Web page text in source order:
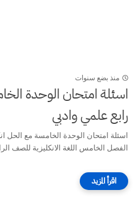
منذ بضع سنوات
اسئلة امتحان الوحدة
رابع علمي وادبي
اسئلة امتحان الوحدة الخامسة مع الحل
الفصل الخامس اللغة الانكليزية للصف